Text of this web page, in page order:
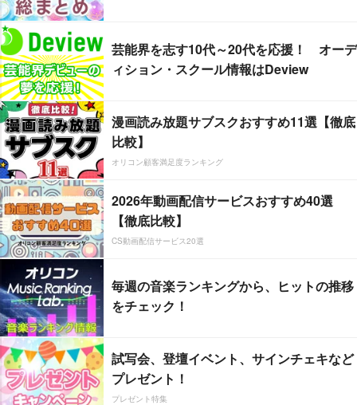
芸能界を志す10代～20代を応援！ オーデ
ィション・スクール情報はDeview
漫画読み放題サブスクおすすめ11選【徹底
比較】
オリコン顧客満足度ランキング
2026年動画配信サービスおすすめ40選
【徹底比較】
CS動画配信サービス20選
毎週の音楽ランキングから、ヒットの推移
をチェック！
試写会、登壇イベント、サインチェキなど
プレゼント！
プレゼント特集